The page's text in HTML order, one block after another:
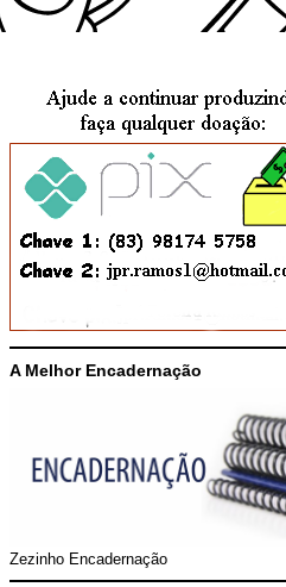
A Melhor Encadernação
Zezinho Encadernação